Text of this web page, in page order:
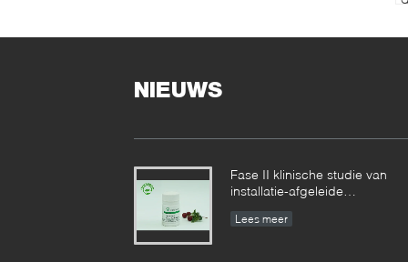
NIEUWS
Fase II klinische studie van
installatie-afgeleide
serumalbumine bereikte
Lees meer